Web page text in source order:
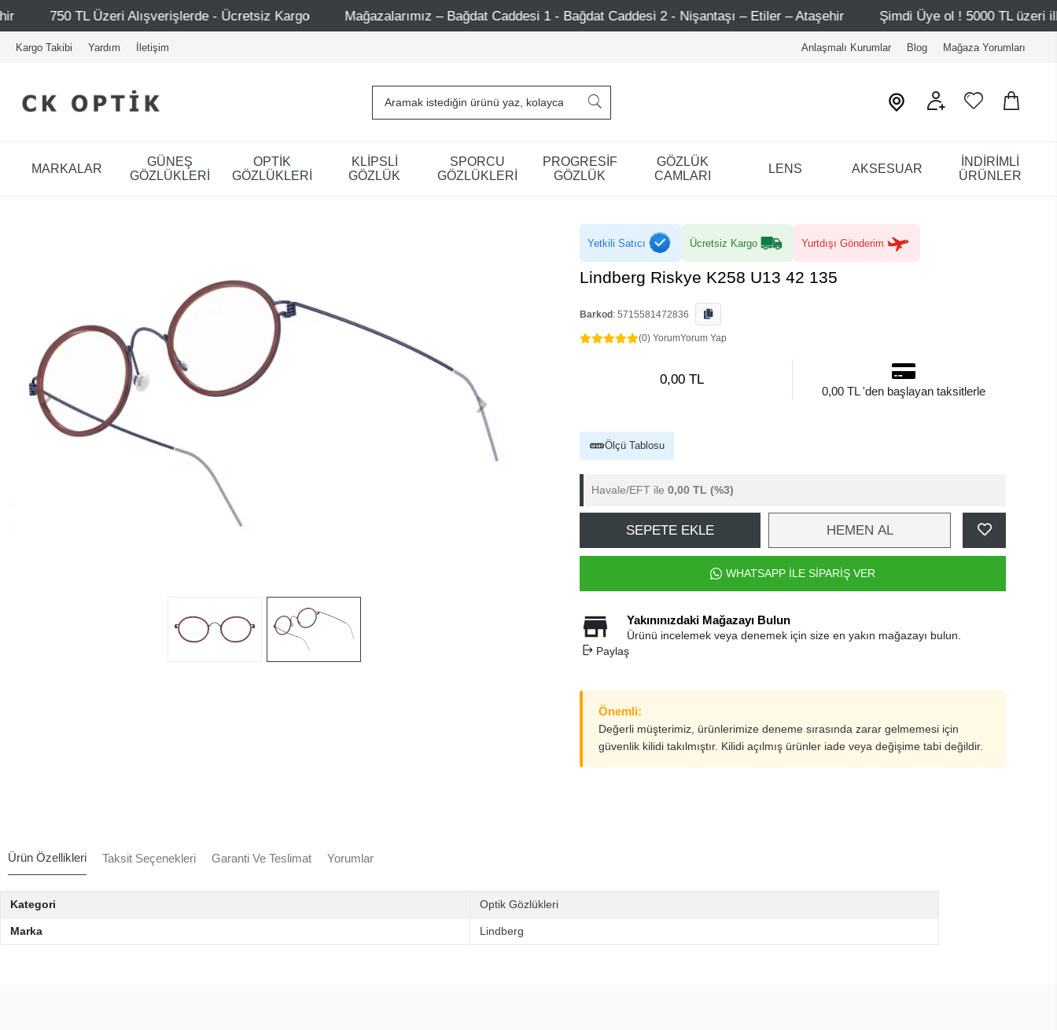
- Ücretsiz Kargo Mağazalarımız – Bağdat Caddesi 1 - Bağdat Caddesi 2 - Nişantaşı – Etiler – Ataşehir Şimdi Üye ol ! 5000 TL üzeri ilk alışverişinde 500 TL
Kargo Takibi Yardım İletişim Anlaşmalı Kurumlar Blog Mağaza Yorumları
MARKALAR
GÜNEŞ
GÖZLÜKLERİ
OPTİK
GÖZLÜKLERİ
KLİPSLİ
GÖZLÜK
SPORCU
GÖZLÜKLERİ
PROGRESİF
GÖZLÜK
GÖZLÜK
CAMLARI
LENS AKSESUAR
İNDİRİMLİ
ÜRÜNLER
Yetkili Satıcı Ücretsiz Kargo Yurtdışı Gönderim
Lindberg Riskye K258 U13 42 135
Barkod : 5715581472836
(0) YorumYorum Yap
0,00 TL
0,00 TL 'den başlayan taksitlerle
Ölçü Tablosu
Havale/EFT ile 0,00 TL (%3)
SEPETE EKLE HEMEN AL
WHATSAPP İLE SİPARİŞ VER
Yakınınızdaki Mağazayı Bulun
Ürünü incelemek veya denemek için size en yakın mağazayı bulun.
Paylaş
Önemli:
Değerli müşterimiz, ürünlerimize deneme sırasında zarar gelmemesi için
güvenlik kilidi takılmıştır. Kilidi açılmış ürünler iade veya değişime tabi değildir.
Ürün Özellikleri Taksit Seçenekleri Garanti Ve Teslimat Yorumlar
Kategori Optik Gözlükleri
Marka Lindberg